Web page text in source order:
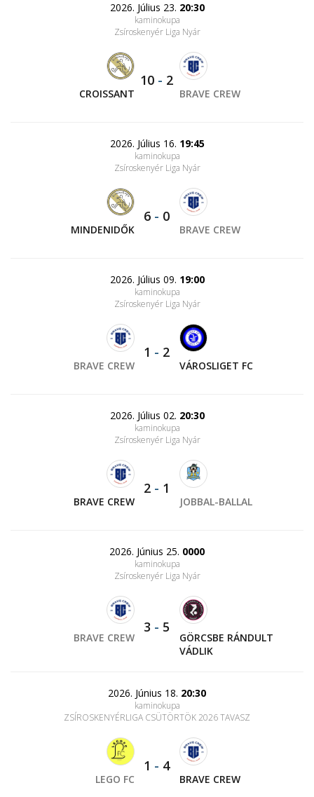
2026. Július 23. 20:30
kaminokupa
Zsíroskenyér Liga Nyár
CROISSANT
10 - 2
BRAVE CREW
2026. Július 16. 19:45
kaminokupa
Zsíroskenyér Liga Nyár
MINDENIDŐK
6 - 0
BRAVE CREW
2026. Július 09. 19:00
kaminokupa
Zsíroskenyér Liga Nyár
BRAVE CREW
1 - 2
VÁROSLIGET FC
2026. Július 02. 20:30
kaminokupa
Zsíroskenyér Liga Nyár
BRAVE CREW
2 - 1
JOBBAL-BALLAL
2026. Június 25. 0000
kaminokupa
Zsíroskenyér Liga Nyár
BRAVE CREW
3 - 5
GÖRCSBE RÁNDULT
VÁDLIK
2026. Június 18. 20:30
kaminokupa
ZSÍROSKENYÉRLIGA CSÜTÖRTÖK 2026 TAVASZ
LEGO FC
1 - 4
BRAVE CREW